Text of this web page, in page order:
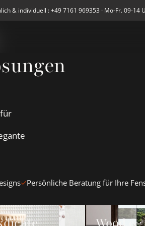
& individuell : +49 7161 969353 · Mo-Fr. 09-14
Persönliche Beratung für Ihre
Schiebegardinen ansehenWood &amp;